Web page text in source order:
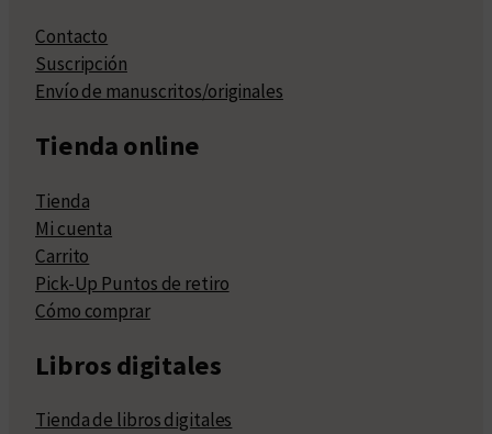
Contacto
Suscripción
Envío de manuscritos/originales
Tienda online
Tienda
Mi cuenta
Carrito
Pick-Up Puntos de retiro
Cómo comprar
Libros digitales
Tienda de libros digitales